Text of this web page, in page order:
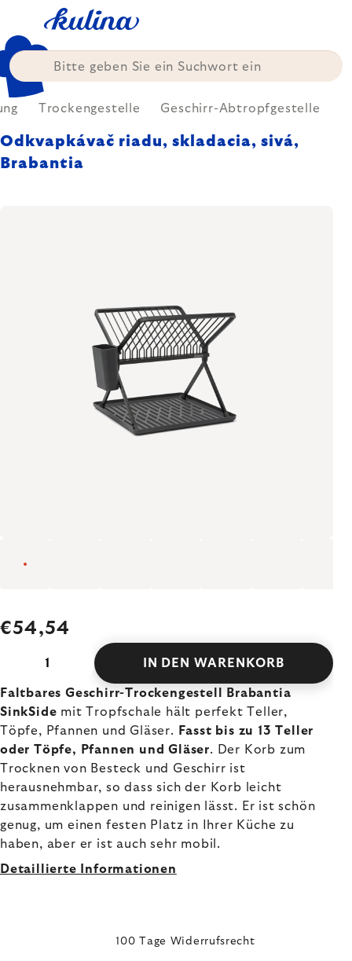
springen
Trockengestelle Geschirr-Abtropfgestelle
Odkvapkávač riadu, skladacia, sivá,
Brabantia
€54,54
IN DEN WARENKORB
Faltbares Geschirr-Trockengestell Brabantia
SinkSide mit Tropfschale hält perfekt Teller,
Töpfe, Pfannen und Gläser.
Fasst bis zu 13 Teller
oder Töpfe, Pfannen und Gläser. Der Korb zum
Trocknen von Besteck und Geschirr ist
herausnehmbar, so dass sich der Korb leicht
zusammenklappen und reinigen lässt. Er ist schön
genug, um einen festen Platz in Ihrer Küche zu
haben, aber er ist auch sehr mobil.
Detaillierte Informationen
100 Tage Widerrufsrecht